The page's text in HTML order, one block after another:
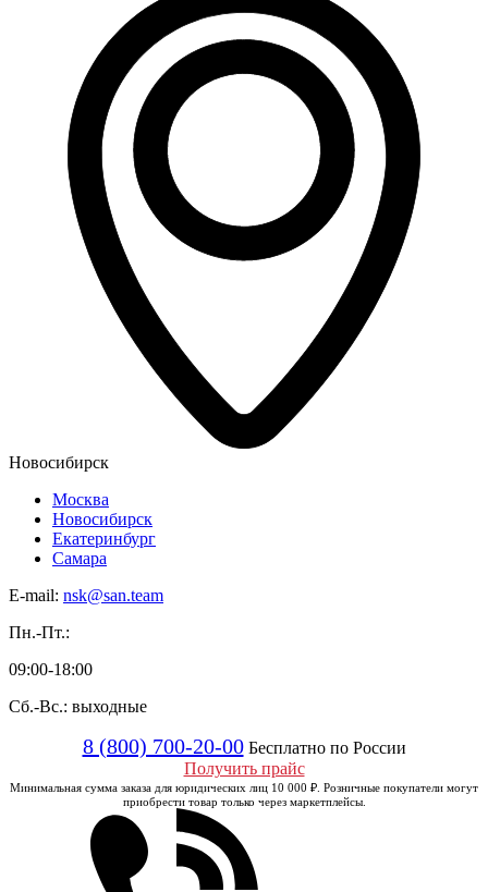
Новосибирск
Москва
Новосибирск
Екатеринбург
Самара
E-mail: nsk@san.team
Пн.-Пт.:
09:00-18:00
Сб.-Вс.: выходные
8 (800) 700-20-00 Бесплатно по России
Получить прайс
Минимальная сумма заказа для юридических лиц 10 000 ₽. Розничные покупатели могут
приобрести товар только через маркетплейсы.